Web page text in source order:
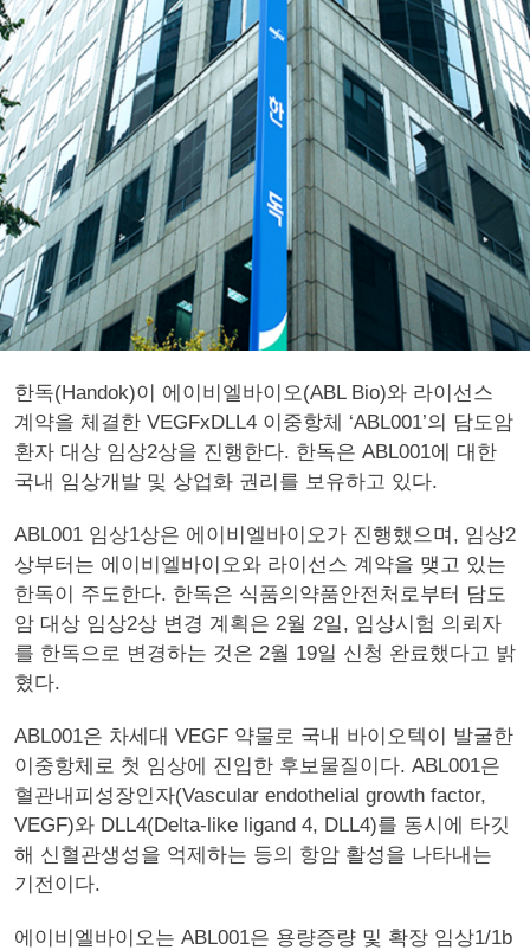
한독(Handok)이 에이비엘바이오(ABL Bio)와 라이선스
계약을 체결한 VEGFxDLL4 이중항체 ‘ABL001’의 담도암
환자 대상 임상2상을 진행한다. 한독은 ABL001에 대한
국내 임상개발 및 상업화 권리를 보유하고 있다.
ABL001 임상1상은 에이비엘바이오가 진행했으며, 임상2
상부터는 에이비엘바이오와 라이선스 계약을 맺고 있는
한독이 주도한다. 한독은 식품의약품안전처로부터 담도
암 대상 임상2상 변경 계획은 2월 2일, 임상시험 의뢰자
를 한독으로 변경하는 것은 2월 19일 신청 완료했다고 밝
혔다.
ABL001은 차세대 VEGF 약물로 국내 바이오텍이 발굴한
이중항체로 첫 임상에 진입한 후보물질이다. ABL001은
혈관내피성장인자(Vascular endothelial growth factor,
VEGF)와 DLL4(Delta-like ligand 4, DLL4)를 동시에 타깃
해 신혈관생성을 억제하는 등의 항암 활성을 나타내는
기전이다.
에이비엘바이오는 ABL001은 용량증량 및 확장 임상1/1b